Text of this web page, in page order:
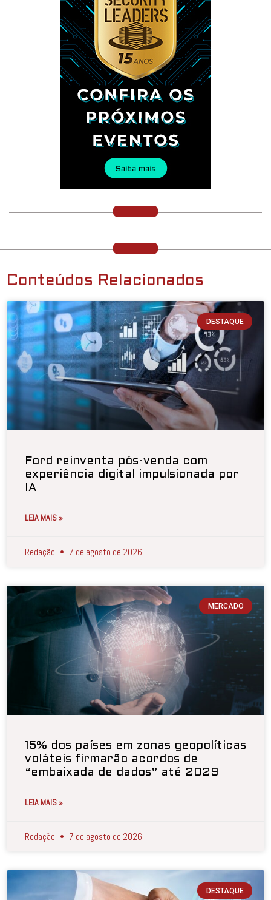
Conteúdos Relacionados
DESTAQUE
Ford reinventa pós-venda com
experiência digital impulsionada por
IA
LEIA MAIS »
Redação 7 de agosto de 2026
MERCADO
15% dos países em zonas geopolíticas
voláteis firmarão acordos de
“embaixada de dados” até 2029
LEIA MAIS »
Redação 7 de agosto de 2026
DESTAQUE